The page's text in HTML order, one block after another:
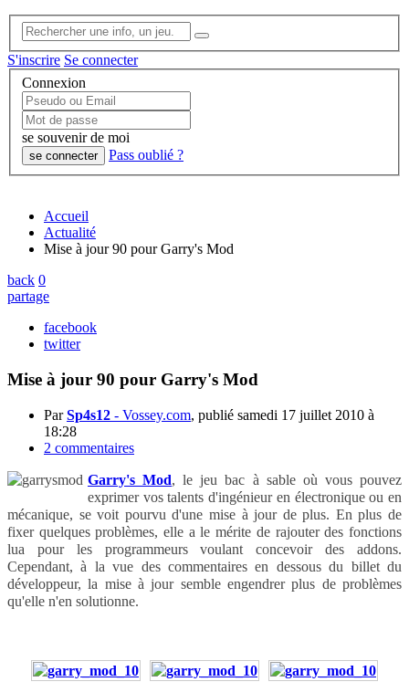
S'inscrire Se connecter
Connexion
se souvenir de moi
Pass oublié ?
Accueil
Actualité
Mise à jour 90 pour Garry's Mod
back 0
partage
facebook
twitter
Mise à jour 90 pour Garry's Mod
ParSp4s12 - Vossey.com, publié samedi 17 juillet 2010 à
18:28
2 commentaires
Garry's Mod, le jeu bac à sable où vous pouvez
exprimer vos talents d'ingénieur en électronique ou en
mécanique, se voit pourvu d'une mise à jour de plus. En plus de
fixer quelques problèmes, elle a le mérite de rajouter des fonctions
lua pour les programmeurs voulant concevoir des addons.
Cependant, à la vue des commentaires en dessous du billet du
développeur, la mise à jour semble engendrer plus de problèmes
qu'elle n'en solutionne.